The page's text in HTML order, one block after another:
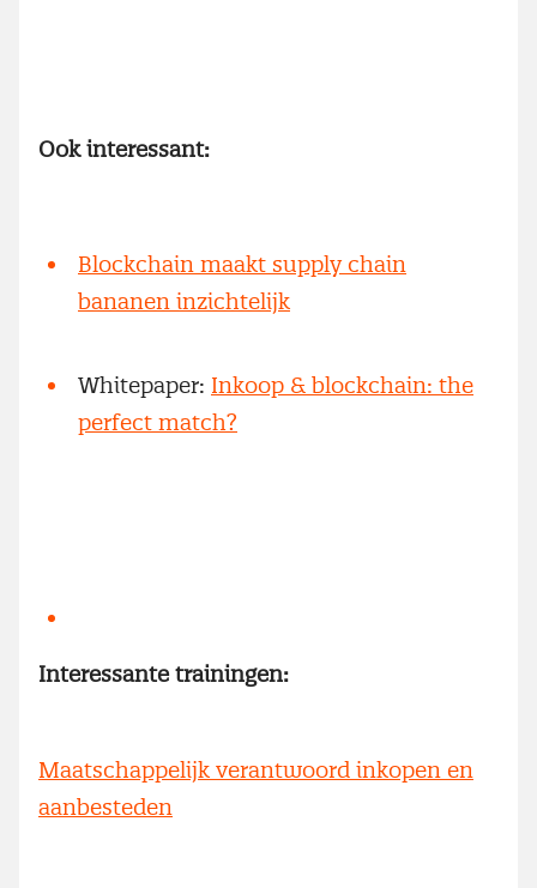
Ook interessant:
Blockchain maakt supply chain
bananen inzichtelijk
Whitepaper: Inkoop & blockchain: the
perfect match?
Interessante trainingen:
Maatschappelijk verantwoord inkopen en
aanbesteden